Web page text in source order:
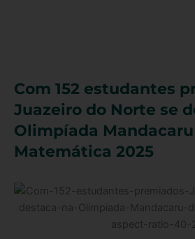
Com 152 estudantes
Juazeiro do Norte se
Olimpíada
Matemática 2025